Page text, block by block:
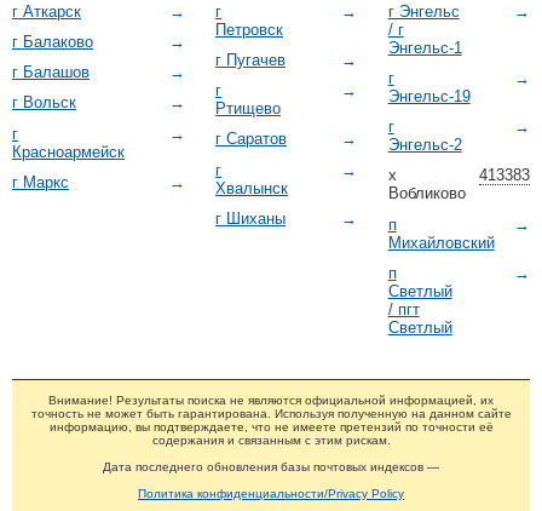
→
г Аткарск
→
г Балаково
→
г Балашов
→
г Вольск
→
г
Красноармейск
→
г Маркс
→
г
Петровск
→
г Пугачев
→
г
Ртищево
→
г Саратов
→
г
Хвалынск
→
г Шиханы
→
г Энгельс
/ г
Энгельс-1
→
г
Энгельс-19
→
г
Энгельс-2
413383
х
Вобликово
→
п
Михайловский
→
п
Светлый
/ пгт
Светлый
Внимание! Результаты поиска не являются официальной информацией, их
точность не может быть гарантирована. Используя полученную на данном сайте
информацию, вы подтверждаете, что не имеете претензий по точности её
содержания и связанным с этим рискам.
Дата последнего обновления базы почтовых индексов —
Политика конфиденциальности/Privacy Policy